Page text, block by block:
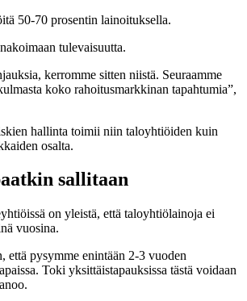
50-70 prosentin lainoituksella.
tulevaisuutta.
kerromme sitten niistä. Seuraamme
koko rahoitusmarkkinan tapahtumia”,
hallinta toimii niin taloyhtiöiden kuin
osalta.
sallitaan
on yleistä, että taloyhtiölainoja ei
vuosina.
että pysymme enintään 2-3 vuoden
Toki yksittäistapauksissa tästä voidaan